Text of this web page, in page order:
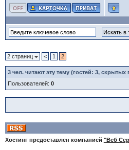
2 страниц < 1 2
3чел. читают эту тему (гостей: 3, скрытых
Пользователей: 0
Хостинг предоставлен компанией "Веб